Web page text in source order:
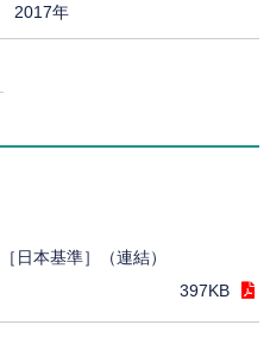
2017年
日本基準］（連結）
397KB